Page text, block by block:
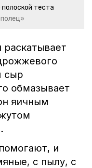
теста
сыр
обмазывает
яичным
и
с пылу, с